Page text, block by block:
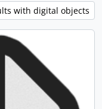
with digital objects